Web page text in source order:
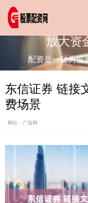
放大资
配资是一种为投
东信证券 链接
费场景
网站：广瑞网